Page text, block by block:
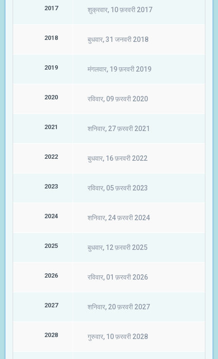
2017 शुक्रवार, 10 फ़रवरी 2017
2018 बुधवार, 31 जनवरी 2018
2019 मंगलवार, 19 फ़रवरी 2019
2020 रविवार, 09 फ़रवरी 2020
2021 शनिवार, 27 फ़रवरी 2021
2022 बुधवार, 16 फ़रवरी 2022
2023 रविवार, 05 फ़रवरी 2023
2024 शनिवार, 24 फ़रवरी 2024
2025 बुधवार, 12 फ़रवरी 2025
2026 रविवार, 01 फ़रवरी 2026
2027 शनिवार, 20 फ़रवरी 2027
2028 गुरुवार, 10 फ़रवरी 2028